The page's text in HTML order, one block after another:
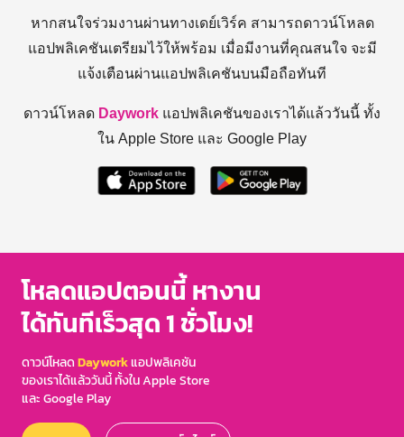
หากสนใจร่วมงานผ่านทางเดย์เวิร์ค สามารถดาวน์โหลด
แอปพลิเคชันเตรียมไว้ให้พร้อม เมื่อมีงานที่คุณสนใจ จะมี
แจ้งเตือนผ่านแอปพลิเคชันบนมือถือทันที
ดาวน์โหลด Daywork แอปพลิเคชันของเราได้แล้ววันนี้ ทั้ง
ใน Apple Store และ Google Play
โหลดแอปตอนนี้ หางาน
ได้ทันทีเร็วสุด 1 ชั่วโมง!
ดาวน์โหลดDayworkแอปพลิเคชัน
ของเราได้แล้ววันนี้ ทั้งใน Apple Store
และ Google Play